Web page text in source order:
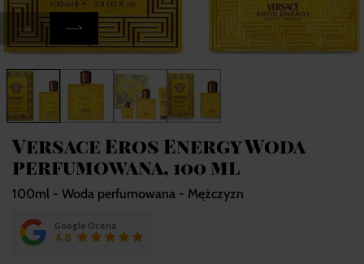
Versace Eros Energy Woda
perfumowana, 100 ml
100ml - Woda perfumowana - Mężczyzn
Google Ocena
4.8